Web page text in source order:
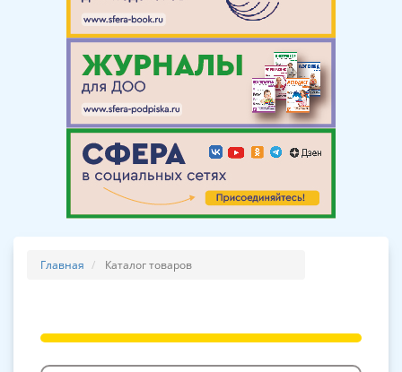
Главная Каталог товаров